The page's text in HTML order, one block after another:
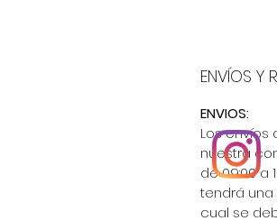
ENVÍOS Y
ENVIOS:
Los envíos
nuestra
de 09:00 a
tendrá una
cual se